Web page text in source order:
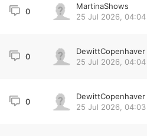
0
MartinaShows
25 Jul 2026, 04:04
0
DewittCopenhaver
25 Jul 2026, 04:04
0
DewittCopenhaver
25 Jul 2026, 04:03